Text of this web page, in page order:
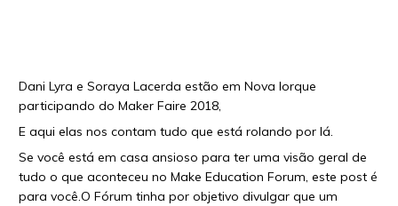
Dani Lyra e Soraya Lacerda estão em Nova Iorque
participando do Maker Faire 2018,
E aqui elas nos contam tudo que está rolando por lá.
Se você está em casa ansioso para ter uma visão geral de
tudo o que aconteceu no Make Education Forum, este post é
para você.O Fórum tinha por objetivo divulgar que um